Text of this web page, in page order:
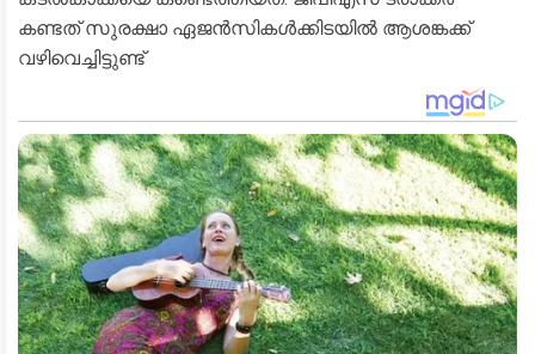
കണ്ടത് സുരക്ഷാ ഏജൻസികൾക്കിടയിൽ ആശങ്കക്ക്
വഴിവെച്ചിട്ടുണ്ട്